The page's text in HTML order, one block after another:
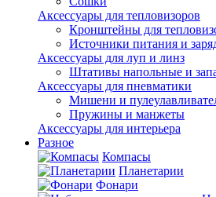
Аксессуары для тепловизоров
Кронштейны для
Источники питания и
Аксессуары для луп и линз
Штативы напольные и
Аксессуары для пневматики
Мишени и
Пружины и манжеты
Аксессуары для интерьера
Разное
Компасы
Планетарии
Фонари